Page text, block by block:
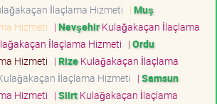
İlaçlama Hizmeti | Muş
Hizmeti | NevşehirKulağakaçan İlaçlama
İlaçlama Hizmeti | Ordu
Hizmeti | RizeKulağakaçan İlaçlama
İlaçlama Hizmeti | Samsun
Hizmeti | SiirtKulağakaçan İlaçlama